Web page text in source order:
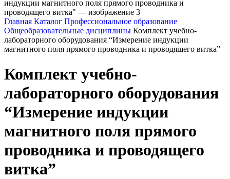
Главная Каталог Профессиональное образование
Общеобразовательные дисциплины Комплект учебно-
лабораторного оборудования “Измерение индукции
магнитного поля прямого проводника и проводящего витка”
Комплект учебно-
лабораторного оборудования
“Измерение индукции
магнитного поля прямого
проводника и проводящего
витка”